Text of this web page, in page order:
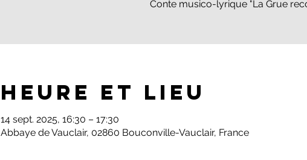
Heure et lieu
14 sept. 2025, 16:30 – 17:30
Abbaye de Vauclair, 02860 Bouconville-Vauclair, France